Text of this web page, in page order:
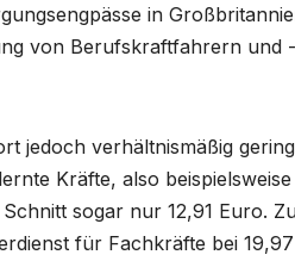
in
von Berufskraftfahrern und -
jedoch verhältnismäßig
Kräfte, also beispielsweise
sogar nur 12,91 Euro.
für Fachkräfte bei 19,97